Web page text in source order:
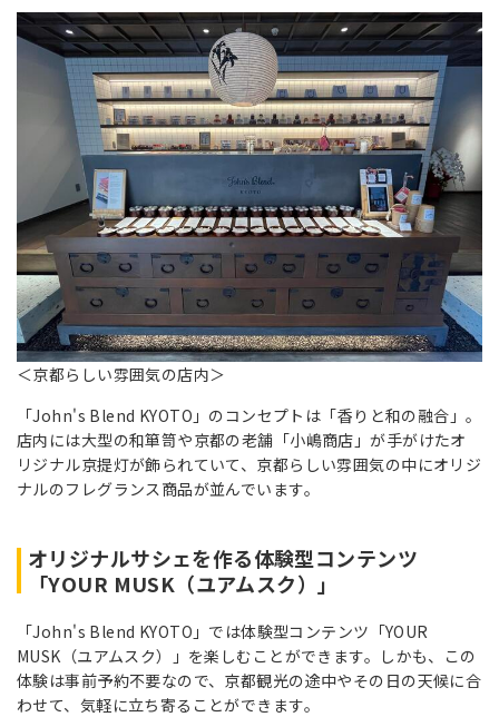
＜京都らしい雰囲気の店内＞
「John's Blend KYOTO」のコンセプトは「香りと和の融合」。
店内には大型の和箪笥や京都の老舗「小嶋商店」が手がけたオ
リジナル京提灯が飾られていて、京都らしい雰囲気の中にオリジ
ナルのフレグランス商品が並んでいます。
オリジナルサシェを作る体験型コンテンツ
「YOUR MUSK（ユアムスク）」
「John's Blend KYOTO」では体験型コンテンツ「YOUR
MUSK（ユアムスク）」を楽しむことができます。しかも、この
体験は事前予約不要なので、京都観光の途中やその日の天候に合
わせて、気軽に立ち寄ることができます。